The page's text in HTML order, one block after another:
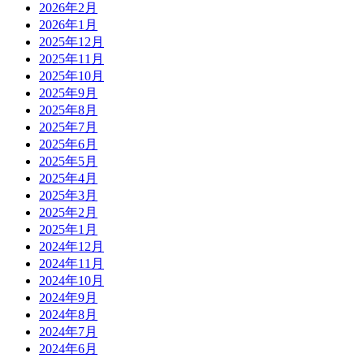
2026年2月
2026年1月
2025年12月
2025年11月
2025年10月
2025年9月
2025年8月
2025年7月
2025年6月
2025年5月
2025年4月
2025年3月
2025年2月
2025年1月
2024年12月
2024年11月
2024年10月
2024年9月
2024年8月
2024年7月
2024年6月